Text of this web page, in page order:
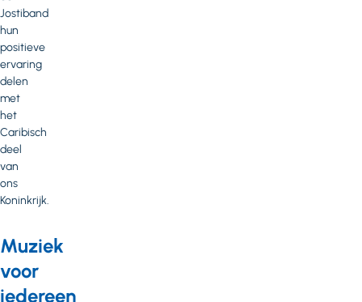
Jostiband
hun
positieve
ervaring
delen
met
het
Caribisch
deel
van
ons
Koninkrijk.
Muziek
voor
iedereen